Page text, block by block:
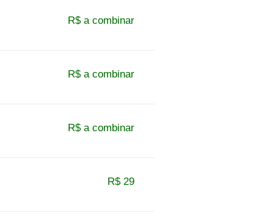
R$ a combinar
R$ a combinar
R$ a combinar
R$ 29